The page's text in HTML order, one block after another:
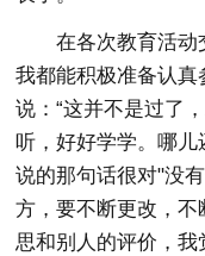
在各次教育活动
我都能积极准备认
说：“这并不是过了
听，好好学学。哪儿
说的那句话很对"没
方，要不断更改，不
思和别人的评价，